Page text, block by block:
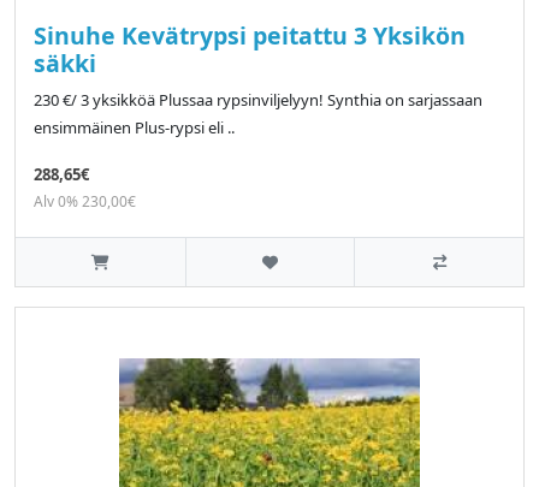
Sinuhe Kevätrypsi peitattu 3 Yksikön
säkki
230 €/ 3 yksikköä Plussaa rypsinviljelyyn! Synthia on sarjassaan
ensimmäinen Plus-rypsi eli ..
288,65€
Alv 0% 230,00€